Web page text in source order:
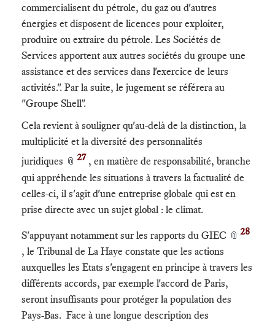
commercialisent du pétrole, du gaz ou d'autres
énergies et disposent de licences pour exploiter,
produire ou extraire du pétrole. Les Sociétés de
Services apportent aux autres sociétés du groupe une
assistance et des services dans l'exercice de leurs
activités.". Par la suite, le jugement se référera au
"Groupe Shell".
Cela revient à souligner qu'au-delà de la distinction, la
multiplicité et la diversité des personnalités
juridiques 📎 27 , en matière de responsabilité, branche
qui appréhende les situations à travers la factualité de
celles-ci, il s'agit d'une entreprise globale qui est en
prise directe avec un sujet global : le climat.
S'appuyant notamment sur les rapports du GIEC 📎 28
, le Tribunal de La Haye constate que les actions
auxquelles les Etats s'engagent en principe à travers les
différents accords, par exemple l'accord de Paris,
seront insuffisants pour protéger la population des
Pays-Bas. Face à une longue description des